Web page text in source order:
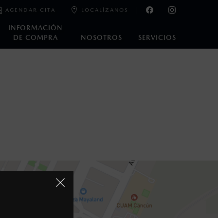
INFORMACIÓN
DE COMPRA
NOSOTROS SERVICIOS
AGENDAR CITA LOCALÍZANOS